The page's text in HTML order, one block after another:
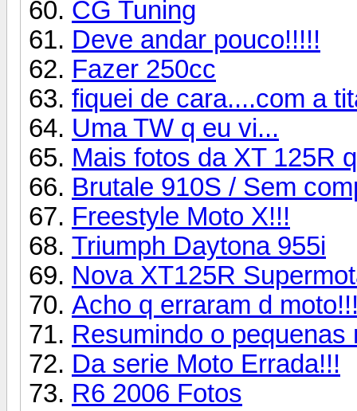
CG Tuning
Deve andar pouco!!!!!
Fazer 250cc
fiquei de cara....com a
Uma TW q eu vi...
Mais fotos da XT 125R
Brutale 910S / Sem
Freestyle Moto X!!!
Triumph Daytona 955i
Nova XT125R
Acho q erraram d
Resumindo o pequenas
Da serie Moto Errada!!!
R6 2006 Fotos